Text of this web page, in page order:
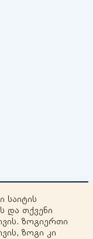
საიტის
და თქვენი
ზოგიერთი
ზოგი კი